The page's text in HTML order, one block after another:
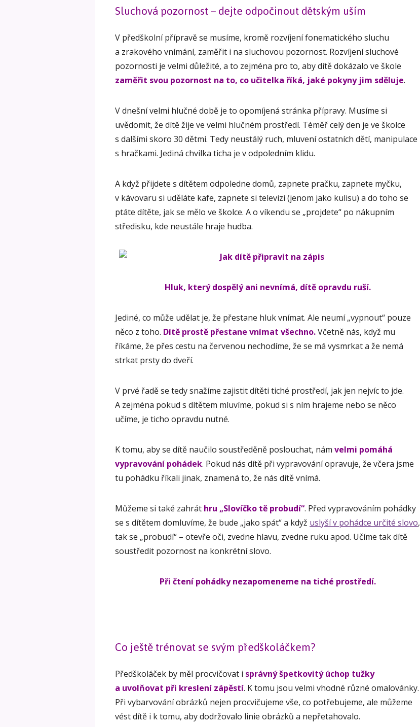
Sluchová pozornost – dejte odpočinout dětským uším
V předškolní přípravě se musíme, kromě rozvíjení fonematického sluchu
a zrakového vnímání, zaměřit i na sluchovou pozornost. Rozvíjení sluchové
pozornosti je velmi důležité, a to zejména pro to, aby dítě dokázalo ve škole
zaměřit svou pozornost na to, co učitelka říká, jaké pokyny jim sděluje.
V dnešní velmi hlučné době je to opomíjená stránka přípravy. Musíme si
uvědomit, že dítě žije ve velmi hlučném prostředí. Téměř celý den je ve školce
s dalšími skoro 30 dětmi. Tedy neustálý ruch, mluvení ostatních dětí, manipulace
s hračkami. Jediná chvilka ticha je v odpoledním klidu.
A když přijdete s dítětem odpoledne domů, zapnete pračku, zapnete myčku,
v kávovaru si uděláte kafe, zapnete si televizi (jenom jako kulisu) a do toho se
ptáte dítěte, jak se mělo ve školce. A o víkendu se „projdete“ po nákupním
středisku, kde neustále hraje hudba.
Hluk, který dospělý ani nevnímá, dítě opravdu ruší.
Jediné, co může udělat je, že přestane hluk vnímat. Ale neumí „vypnout“ pouze
něco z toho. Dítě prostě přestane vnímat všechno.Včetně nás, když mu
říkáme, že přes cestu na červenou nechodíme, že se má vysmrkat a že nemá
strkat prsty do dveří.
V prvé řadě se tedy snažíme zajistit dítěti tiché prostředí, jak jen nejvíc to jde.
A zejména pokud s dítětem mluvíme, pokud si s ním hrajeme nebo se něco
učíme, je ticho opravdu nutné.
K tomu, aby se dítě naučilo soustředěně poslouchat, nám velmi pomáhá
vypravování pohádek. Pokud nás dítě při vypravování opravuje, že včera jsme
tu pohádku říkali jinak, znamená to, že nás dítě vnímá.
Můžeme si také zahrát hru „Slovíčko tě probudí“. Před vypravováním pohádky
se s dítětem domluvíme, že bude „jako spát“ a když uslyší v pohádce určité slovo,
tak se „probudí“ – otevře oči, zvedne hlavu, zvedne ruku apod. Učíme tak dítě
soustředit pozornost na konkrétní slovo.
Při čtení pohádky nezapomeneme na tiché prostředí.
Co ještě trénovat se svým předškoláčkem?
Předškoláček by měl procvičovat i správný špetkovitý úchop tužky
a uvolňovat při kreslení zápěstí. K tomu jsou velmi vhodné různé omalovánky.
Při vybarvování obrázků nejen procvičujeme vše, co potřebujeme, ale můžeme
vést dítě i k tomu, aby dodržovalo linie obrázků a nepřetahovalo.